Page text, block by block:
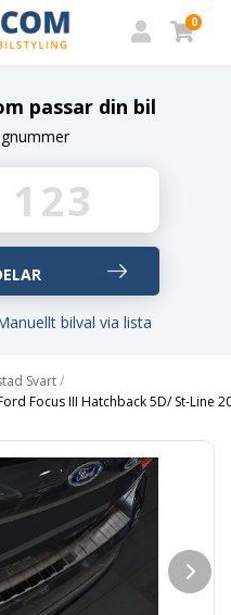
0
passar din bil
bilval via lista
Svart/
Focus III Hatchback 5D/ St-Line